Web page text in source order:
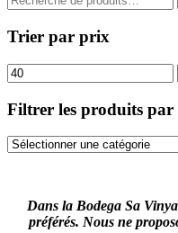
pour :
Trier par prix
Prix
min
Filtrer les produits par
Dans la Bodega Sa
préférés. Nous ne